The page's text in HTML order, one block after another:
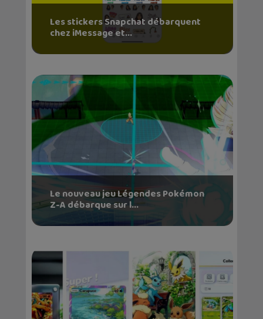
Les stickers Snapchat débarquent
chez iMessage et...
Le nouveau jeu Légendes Pokémon
Z-A débarque sur l...